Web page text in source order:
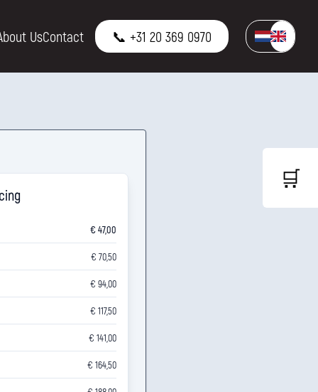
UsContact 📞 +31 20 369 0970
€ 47,00
€ 70,50
€ 94,00
€ 117,50
€ 141,00
€ 164,50
🛒